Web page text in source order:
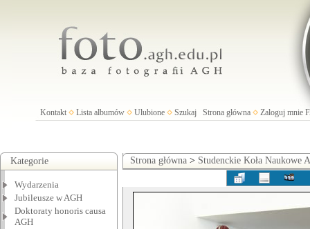
Kontakt Lista albumów Ulubione Szukaj Strona główna Zaloguj mnie
Kategorie
Wydarzenia
Jubileusze w AGH
Doktoraty honoris causa
AGH
Strona główna > Studenckie Koła Naukowe